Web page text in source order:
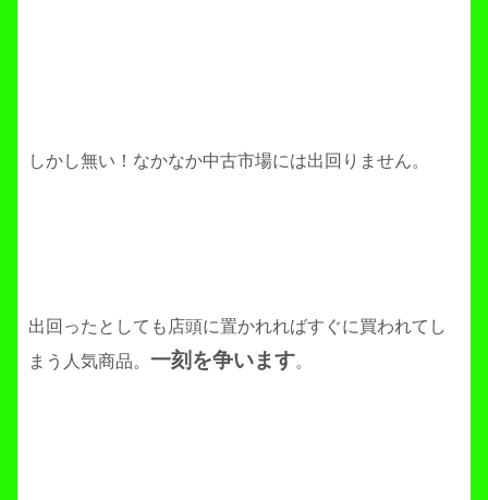
しかし無い！なかなか中古市場には出回りません。
出回ったとしても店頭に置かれればすぐに買われてし
まう人気商品。 一刻を争います。